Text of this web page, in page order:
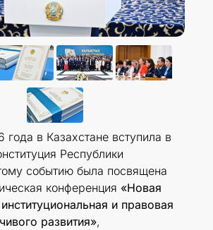
в Казахстане вступила в
Республики
событию была посвящена
конференция «Новая
и правовая
развития»,